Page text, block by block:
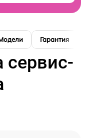
Гарантия